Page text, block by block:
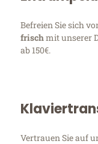
Befreien Sie sich
frischmit unserer
ab 150€.
Vertrauen Sie auf